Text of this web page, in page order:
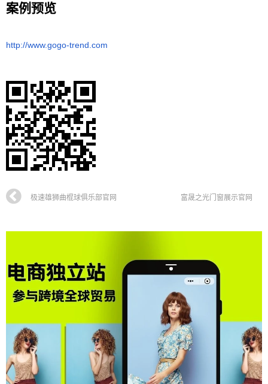
案例预览
http://www.gogo-trend.com
极速雄狮曲棍球俱乐部官网 富晟之光门窗展示官网